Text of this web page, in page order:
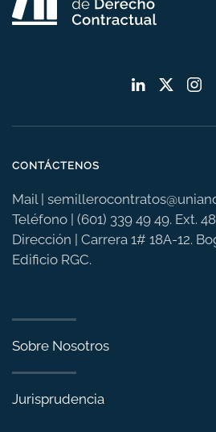
CONTÁCTENOS
Mail |
Teléfono | (601) 339 49 49. Ext.
Dirección | Carrera 1# 18A-12.
Edificio RGC.
Sobre Nosotros
Jurisprudencia